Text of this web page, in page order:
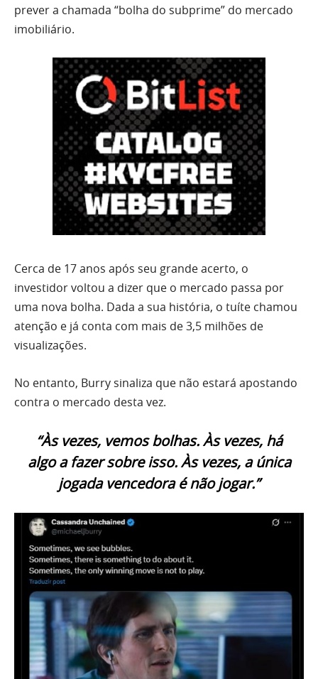
prever a chamada “bolha do subprime” do mercado
imobiliário.
Cerca de 17 anos após seu grande acerto, o
investidor voltou a dizer que o mercado passa por
uma nova bolha. Dada a sua história, o tuíte chamou
atenção e já conta com mais de 3,5 milhões de
visualizações.
No entanto, Burry sinaliza que não estará apostando
contra o mercado desta vez.
“Às vezes, vemos bolhas. Às vezes, há
algo a fazer sobre isso. Às vezes, a única
jogada vencedora é não jogar.”